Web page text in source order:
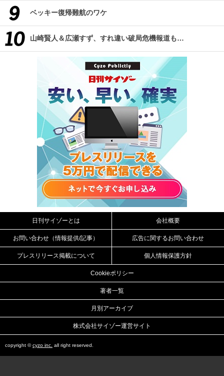
ベッキー復帰難航のワケ
山崎賢人＆広瀬すず、すれ違い破局危機報道も…
日刊サイゾーとは 会社概要
お問い合わせ（情報提供/記事） 広告に関するお問い合わせ
プレスリリース掲載について 個人情報保護方針
Cookieポリシー
著者一覧
月別アーカイブ
株式会社サイゾー運営サイト
copyright ©cyzo inc. all right reserved.